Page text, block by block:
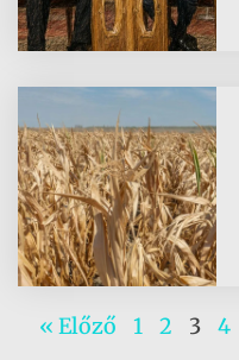
« Előző 1 2 3 4